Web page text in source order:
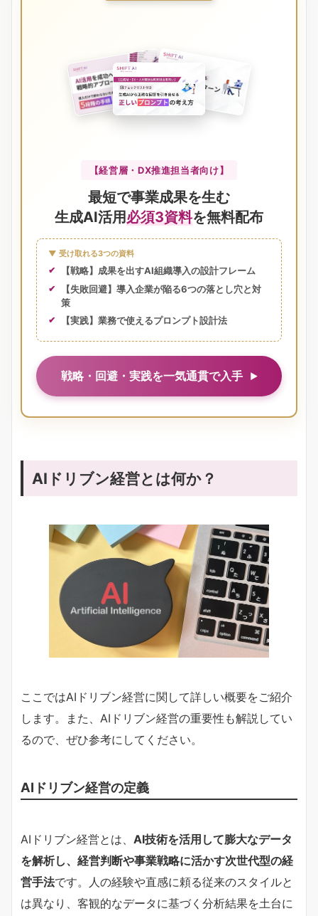
【経営層・DX推進担当者向け】
最短で事業成果を生む
生成AI活用必須3資料を無料配布
▼ 受け取れる3つの資料
【戦略】成果を出すAI組織導入の設計フレーム
【失敗回避】導入企業が陥る6つの落とし穴と対
策
【実践】業務で使えるプロンプト設計法
戦略・回避・実践を一気通貫で入手
AIドリブン経営とは何か？
ここではAIドリブン経営に関して詳しい概要をご紹介
します。また、AIドリブン経営の重要性も解説してい
るので、ぜひ参考にしてください。
AIドリブン経営の定義
AIドリブン経営とは、 AI技術を活用して膨大なデータ
を解析し、経営判断や事業戦略に活かす次世代型の経
営手法です。人の経験や直感に頼る従来のスタイルと
は異なり、客観的なデータに基づく分析結果を土台に